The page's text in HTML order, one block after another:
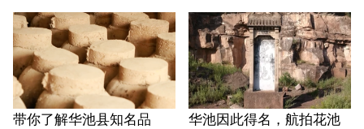
带你了解华池县知名品
华池因此得名，航拍花池